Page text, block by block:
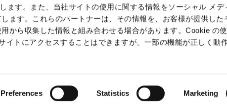
ます。また、当社サイトの使用に関する情報をソーシャル メデ
ます。これらのパートナーは、その情報を、お客様が提供した
から収集した情報と組み合わせる場合があります。Cookie の
イトにアクセスすることはできますが、一部の機能が正しく動
Preferences Statistics Marketing
報
ⒸCAPCOM
ーポリシー 免責事項 ソーシャルメディア利用規約 英国現代奴